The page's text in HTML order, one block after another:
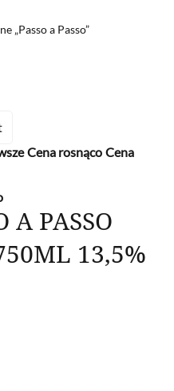
„Passo a Passo”
Cena rosnąco Cena
A PASSO
13,5%